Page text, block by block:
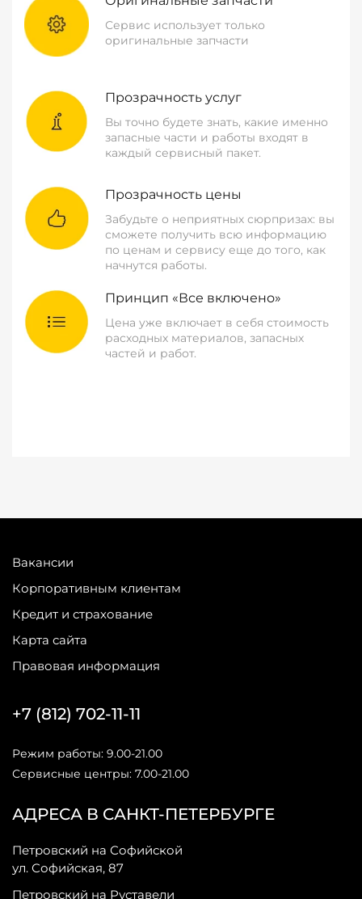
Сервис использует только
оригинальные запчасти
Прозрачность услуг
Вы точно будете знать, какие именно
запасные части и работы входят в
каждый сервисный пакет.
Прозрачность цены
Забудьте о неприятных сюрпризах: вы
сможете получить всю информацию
по ценам и сервису еще до того, как
начнутся работы.
Принцип «Все включено»
Цена уже включает в себя стоимость
расходных материалов, запасных
частей и работ.
Вакансии
Корпоративным клиентам
Кредит и страхование
Карта сайта
Правовая информация
АДРЕСА В САНКТ-ПЕТЕРБУРГЕ
Петровский на Софийской
ул. Софийская, 87
Петровский на Руставели
+7 (812) 702-11-11
Режим работы: 9.00-21.00
Сервисные центры: 7.00-21.00